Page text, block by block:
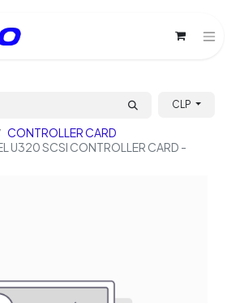
CLP
CONTROLLER CARD
U320 SCSI CONTROLLER CARD -